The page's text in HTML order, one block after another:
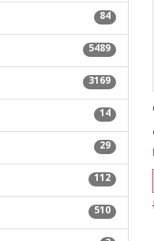
84
5489
3169
14
29
112
510